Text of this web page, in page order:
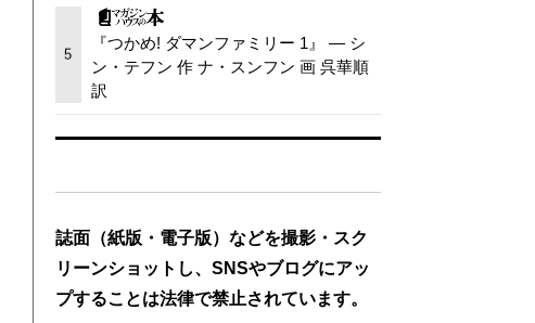
5
『つかめ! ダマンファミリー 1』 — シ
ン・テフン 作 ナ・スンフン 画 呉華順
訳
誌面（紙版・電子版）などを撮影・スク
リーンショットし、SNSやブログにアッ
プすることは法律で禁止されています。